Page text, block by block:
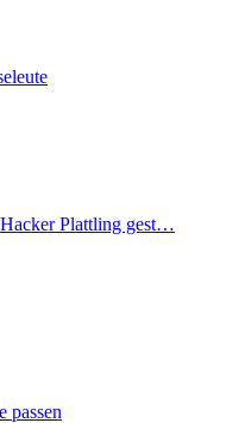
Plattling gest…
passen